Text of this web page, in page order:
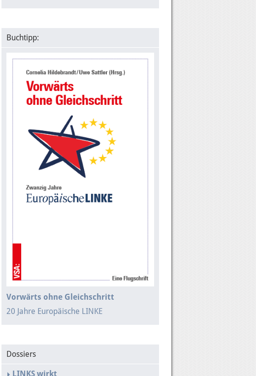
Buchtipp:
Vorwärts ohne Gleichschritt
20 Jahre Europäische LINKE
Dossiers
LINKS wirkt